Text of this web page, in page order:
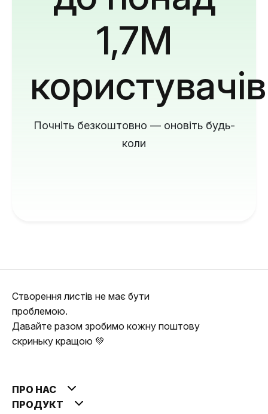
1,7M
користувачів
Почніть безкоштовно — оновіть будь-
коли
Створення листів не має бути
проблемою.
Давайте разом зробимо кожну поштову
скриньку кращою 💚
ПРО НАС
ПРОДУКТ